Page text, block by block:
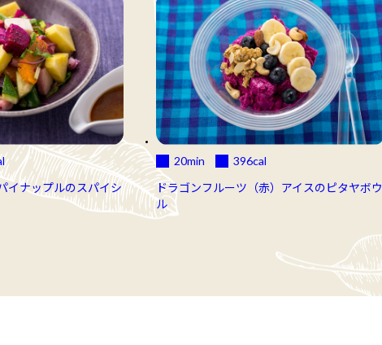
イナップルのスパイシ
20min 396cal
ドラゴンフルーツ（赤）アイスのピタヤボウ
ル